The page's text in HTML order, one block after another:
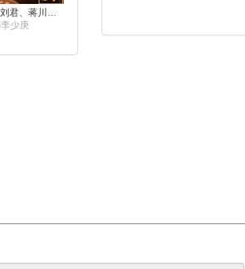
2024年6月1日刘君、蒋川讲解第三届上海杯象棋大师赛谢靖与李少庚的对局
少庚